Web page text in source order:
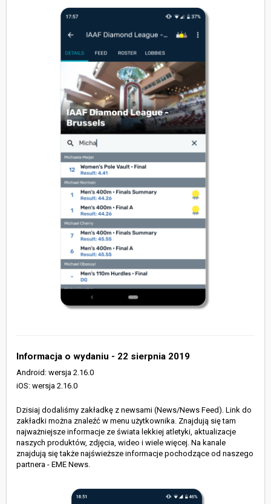
Informacja o wydaniu - 22 sierpnia 2019
Android: wersja 2.16.0
iOS: wersja 2.16.0
Dzisiaj dodaliśmy zakładkę z newsami (News/News Feed). Link do
zakładki można znaleźć w menu użytkownika. Znajdują się tam
najważniejsze informacje ze świata lekkiej atletyki, aktualizacje
naszych produktów, zdjęcia, wideo i wiele więcej. Na kanale
znajdują się także najświeższe informacje pochodzące od naszego
partnera - EME News.